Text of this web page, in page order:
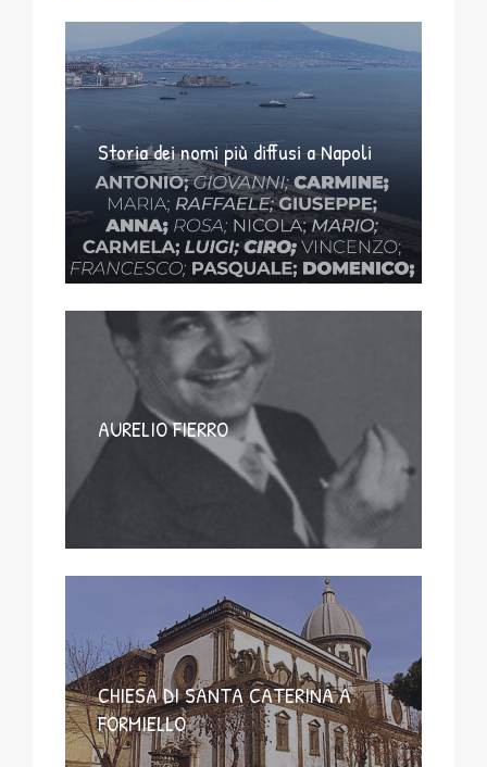
Storia dei nomi più diffusi a Napoli
AURELIO FIERRO
CHIESA DI SANTA CATERINA A
FORMIELLO